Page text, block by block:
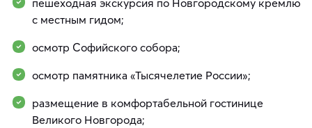
пешеходная экскурсия по Новгородскому кремлю
с местным гидом;
осмотр Софийского собора;
осмотр памятника «Тысячелетие России»;
размещение в комфортабельной гостинице
Великого Новгорода;